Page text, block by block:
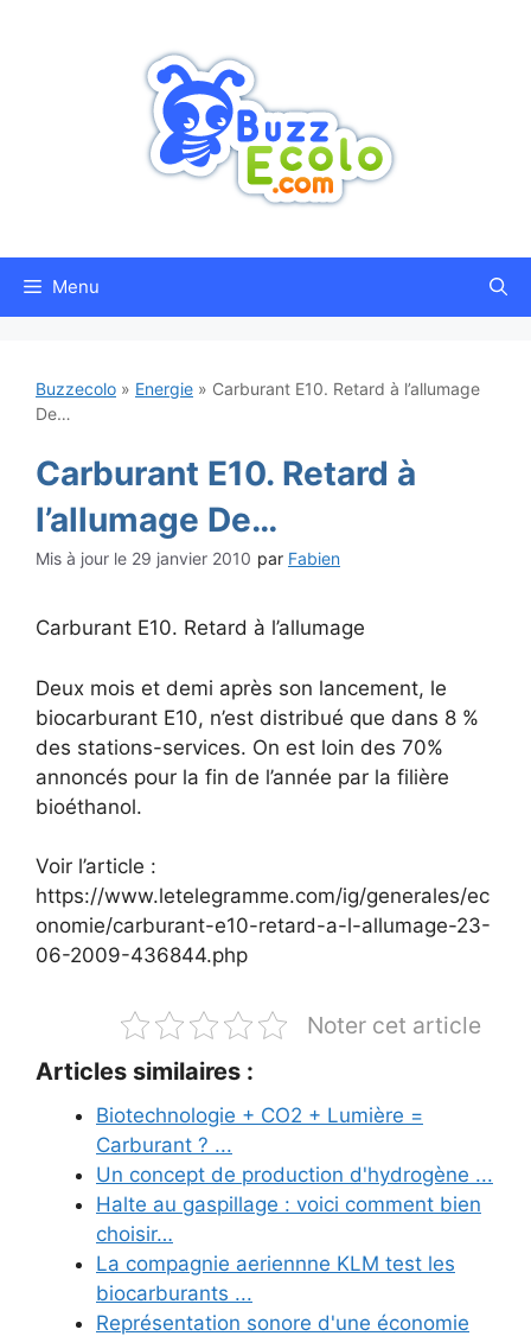
Menu
Buzzecolo » Energie » Carburant E10. Retard à l’allumage
De…
Carburant E10. Retard à
l’allumage De…
29 janvier 2010 par Fabien
Carburant E10. Retard à l’allumage
Deux mois et demi après son lancement, le
biocarburant E10, n’est distribué que dans 8 %
des stations-services. On est loin des 70%
annoncés pour la fin de l’année par la filière
bioéthanol.
Voir l’article :
https://www.letelegramme.com/ig/generales/ec
onomie/carburant-e10-retard-a-l-allumage-23-
06-2009-436844.php
Noter cet article
Articles similaires :
Biotechnologie + CO2 + Lumière =
Carburant ? ...
Un concept de production d'hydrogène ...
Halte au gaspillage : voici comment bien
choisir…
La compagnie aeriennne KLM test les
biocarburants ...
Représentation sonore d'une économie